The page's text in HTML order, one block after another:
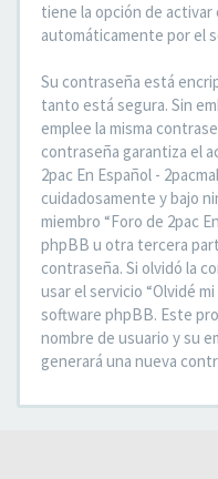
tiene la opción de
automáticamente por el
Su contraseña está
tanto está segura. Sin
emplee la misma
contraseña garantiza el
2pac En Español -
cuidadosamente y bajo
miembro “Foro de 2pac
phpBB u otra tercera
contraseña. Si olvidó la
usar el servicio “Olvidé
software phpBB. Este
nombre de usuario y su
generará una nueva